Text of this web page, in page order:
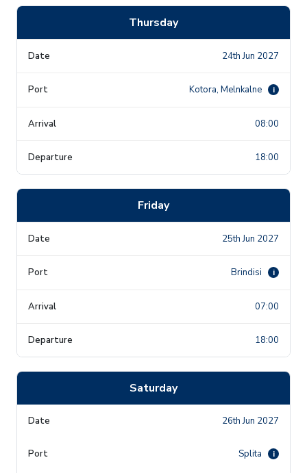
Thursday
24th Jun 2027
Kotora, Melnkalne i
08:00
18:00
Friday
25th Jun 2027
Brindisi i
07:00
18:00
Saturday
26th Jun 2027
Splita i